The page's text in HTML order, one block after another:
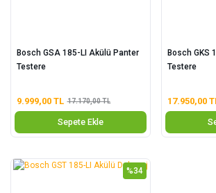
Bosch GSA 185-LI Akülü Panter
Testere
9.999,00 TL 17.170,00 TL
Sepete Ekle
Bosch GKS
Testere
17.950,00
%34